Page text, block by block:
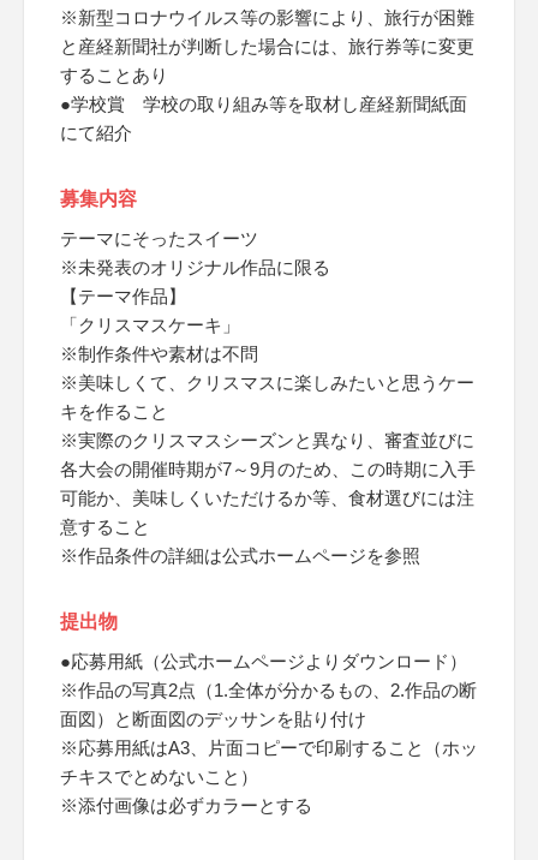
※新型コロナウイルス等の影響により、旅行が困難
と産経新聞社が判断した場合には、旅行券等に変更
することあり
●学校賞 学校の取り組み等を取材し産経新聞紙面
にて紹介
募集内容
テーマにそったスイーツ
※未発表のオリジナル作品に限る
【テーマ作品】
「クリスマスケーキ」
※制作条件や素材は不問
※美味しくて、クリスマスに楽しみたいと思うケー
キを作ること
※実際のクリスマスシーズンと異なり、審査並びに
各大会の開催時期が7～9月のため、この時期に入手
可能か、美味しくいただけるか等、食材選びには注
意すること
※作品条件の詳細は公式ホームページを参照
提出物
●応募用紙（公式ホームページよりダウンロード）
※作品の写真2点（1.全体が分かるもの、2.作品の断
面図）と断面図のデッサンを貼り付け
※応募用紙はA3、片面コピーで印刷すること（ホッ
チキスでとめないこと）
※添付画像は必ずカラーとする